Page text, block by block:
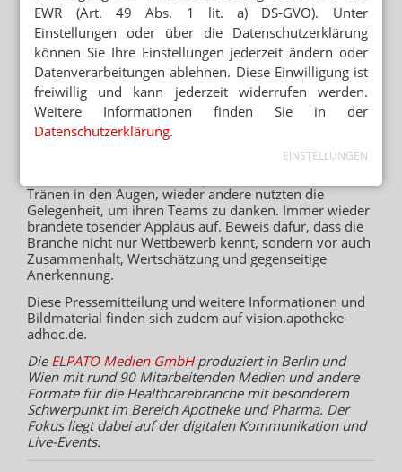
EWR (Art. 49 Abs. 1 lit. a) DS-GVO). Unter
Einstellungen oder über die Datenschutzerklärung
können Sie Ihre Einstellungen jederzeit ändern oder
Datenverarbeitungen ablehnen. Diese Einwilligung ist
freiwillig und kann jederzeit widerrufen werden.
Weitere Informationen finden Sie in der
Datenschutzerklärung.
EINSTELLUNGEN
Silber: Stadt-Apotheke Guben mit „Seniorensport in der
Apotheke“
Silber: Rebecca Hoga und Christopher Bee mit „Pflege
1x1 – Ihre Apotheke hilft!“
Bronze: Gudrun Kreutner-Reisinger mit „Apotheke neu
gelebt“
In einer Branche, die von zahlreichen
Apothekenschließungen, Lieferengpässen und einer
unsicheren Gesundheitspolitik betroffen ist, wirkten die
Reaktionen der Preisträger:innen oft wie ein positiver
Tränen in den Augen, wieder andere nutzten die
Gelegenheit, um ihren Teams zu danken. Immer wieder
brandete tosender Applaus auf. Beweis dafür, dass die
Branche nicht nur Wettbewerb kennt, sondern vor auch
Zusammenhalt, Wertschätzung und gegenseitige
Anerkennung.
Diese Pressemitteilung und weitere Informationen und
Bildmaterial finden sich zudem auf vision.apotheke-
adhoc.de.
Die ELPATO Medien GmbHproduziert in Berlin und
Wien mit rund 90 Mitarbeitenden Medien und andere
Formate für die Healthcarebranche mit besonderem
Schwerpunkt im Bereich Apotheke und Pharma. Der
Fokus liegt dabei auf der digitalen Kommunikation und
Live-Events.